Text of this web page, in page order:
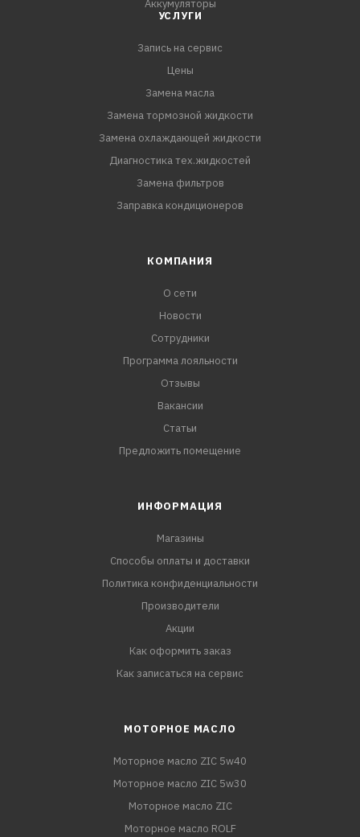
Аккумуляторы
УСЛУГИ
Запись на сервис
Цены
Замена масла
Замена тормозной жидкости
Замена охлаждающей жидкости
Диагностика тех.жидкостей
Замена фильтров
Заправка кондиционеров
КОМПАНИЯ
О сети
Новости
Сотрудники
Программа лояльности
Отзывы
Вакансии
Статьи
Предложить помещение
ИНФОРМАЦИЯ
Магазины
Способы оплаты и доставки
Политика конфиденциальности
Производители
Акции
Как оформить заказ
Как записаться на сервис
МОТОРНОЕ МАСЛО
Моторное масло ZIC 5w40
Моторное масло ZIC 5w30
Моторное масло ZIC
Моторное масло ROLF